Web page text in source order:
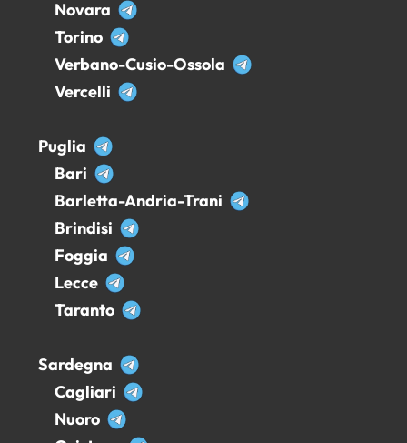
Novara
Torino
Verbano-Cusio-Ossola
Vercelli
Puglia
Bari
Barletta-Andria-Trani
Brindisi
Foggia
Lecce
Taranto
Sardegna
Cagliari
Nuoro